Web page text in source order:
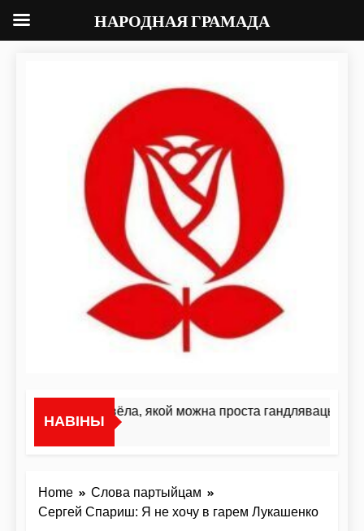
НАВІНЫ
«Я не жывёла, якой можна проста гандляваць»У
Home
Слова партыйцам
Сергей Спариш: Я не хочу в гарем Лукашенко
НАРОДНАЯ ГРАМАДА